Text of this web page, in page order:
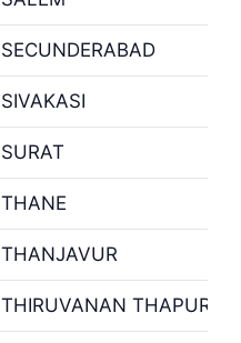
SECUNDERABAD
SIVAKASI
SURAT
THANE
THANJAVUR
THIRUVANAN THAPURAM